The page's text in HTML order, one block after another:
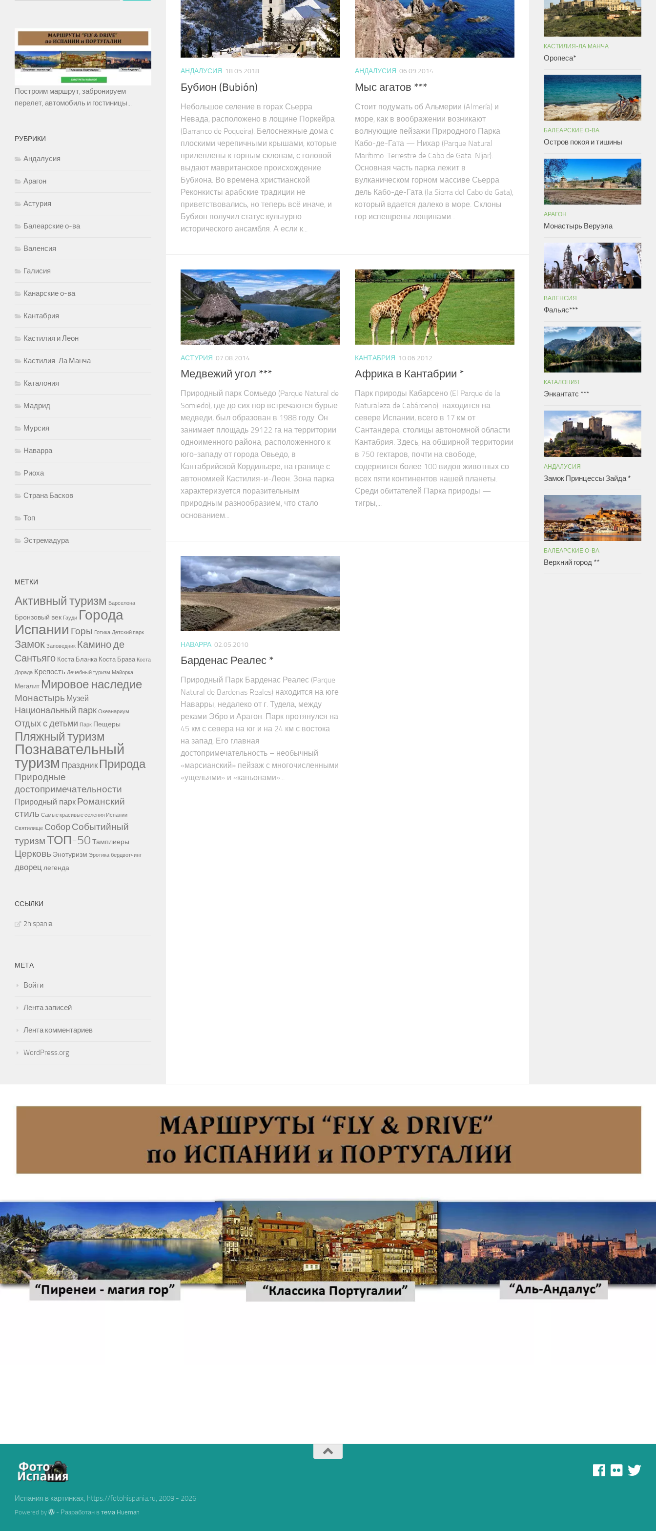
АНДАЛУСИЯ 18.05.2018
Бубион (Bubión)
Небольшое селение в горах Сьерра
Невада, расположено в лощине Поркейра
(Barranco de Poqueira). Белоснежные дома с
плоскими черепичными крышами, которые
прилеплены к горным склонам, с головой
выдают мавританское происхождение
Бубиона. Во времена христианской
Реконкисты арабские традиции не
приветствовались, но теперь всё иначе, и
Бубион получил статус культурно-
исторического ансамбля. А если к...
АНДАЛУСИЯ 06.09.2014
Мыс агатов ***
Стоит подумать об Альмерии (Almería) и
море, как в воображении возникают
волнующие пейзажи Природного Парка
Кабо-де-Гата — Нихар (Parque Natural
Marítimo-Terrestre de Cabo de Gata-Níjar).
Основная часть парка лежит в
вулканическом горном массиве Сьерра
дель Кабо-де-Гата (la Sierra del Cabo de Gata),
который вдается далеко в море. Склоны
гор испещрены лощинами...
АСТУРИЯ 07.08.2014
Медвежий угол ***
Природный парк Сомьедо (Parque Natural de
Somiedo), где до сих пор встречаются бурые
медведи, был образован в 1988 году. Он
занимает площадь 29122 га на территории
одноименного района, расположенного к
юго-западу от города Овьедо, в
Кантабрийской Кордильере, на границе с
автономией Кастилия-и-Леон. Зона парка
характеризуется поразительным
природным разнообразием, что стало
основанием...
КАНТАБРИЯ 10.06.2012
Африка в Кантабрии *
Парк природы Кабарсено (El Parque de la
Naturaleza de Cabárceno) находится на
севере Испании, всего в 17 км от
Сантандера, столицы автономной области
Кантабрия. Здесь, на обширной территории
в 750 гектаров, почти на свободе,
содержится более 100 видов животных со
всех пяти континентов нашей планеты.
Среди обитателей Парка природы —
тигры,...
НАВАРРА 02.05.2010
Барденас Реалес *
Природный Парк Барденас Реалес (Parque
Natural de Bardenas Reales) находится на юге
Наварры, недалеко от г. Тудела, между
реками Эбро и Арагон. Парк протянулся на
45 км с севера на юг и на 24 км с востока
на запад. Его главная
достопримечательность – необычный
«марсианский» пейзаж с многочисленными
«ущельями» и «каньонами»...
Построим маршрут, забронируем
перелет, автомобиль и гостиницы...
РУБРИКИ
Андалусия
Арагон
Астурия
Балеарские о-ва
Валенсия
Галисия
Канарские о-ва
Кантабрия
Кастилия и Леон
Кастилия-Ла Манча
Каталония
Мадрид
Мурсия
Наварра
Риоха
Страна Басков
Топ
Эстремадура
МЕТКИ
Активный туризм Барселона
Бронзовый век Гауди Города
Испании Горы Готика Детский парк
Замок Заповедник Камино де
Сантьяго Коста Бланка Коста Брава Коста
Дорада Крепость Лечебный туризм Майорка
Мегалит Мировое наследие
Монастырь Музей
Национальный парк Океанариум
Отдых с детьми Парк Пещеры
Пляжный туризм
Познавательный
туризм Праздник Природа
Природные
достопримечательности
Природный парк Романский
стиль Самые красивые селения Испании
Святилище СоборСобытийный
туризмТОП-50 Тамплиеры
Церковь Энотуризм Эротика бердвотчинг
дворецлегенда
ССЫЛКИ
2hispania
МЕТА
Войти
Лента записей
Лента комментариев
WordPress.org
КАСТИЛИЯ-ЛА МАНЧА
Оропеса*
БАЛЕАРСКИЕ О-ВА
Остров покоя и тишины
АРАГОН
Монастырь Веруэла
ВАЛЕНСИЯ
Фальяс***
КАТАЛОНИЯ
Энкантатс ***
АНДАЛУСИЯ
Замок Принцессы Зайда *
БАЛЕАРСКИЕ О-ВА
Верхний город **
Испания в картинках, https://fotohispania.ru, 2009 - 2026
Powered by - Разработан втема Hueman